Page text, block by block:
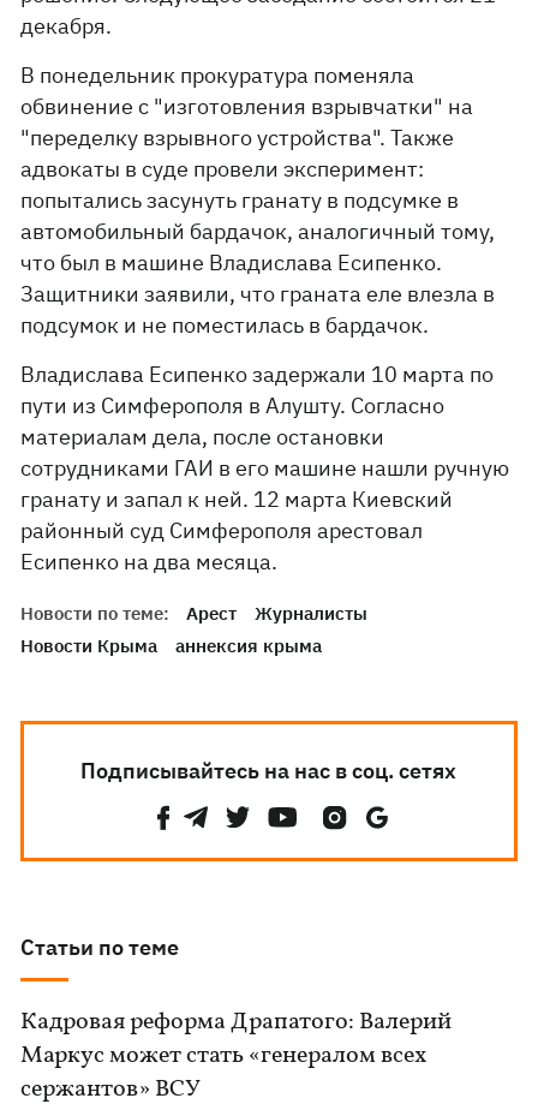
декабря.
В понедельник прокуратура поменяла
обвинение с "изготовления взрывчатки" на
"переделку взрывного устройства". Также
адвокаты в суде провели эксперимент:
попытались засунуть гранату в подсумке в
автомобильный бардачок, аналогичный тому,
что был в машине Владислава Есипенко.
Защитники заявили, что граната еле влезла в
подсумок и не поместилась в бардачок.
Владислава Есипенко задержали 10 марта по
пути из Симферополя в Алушту. Согласно
материалам дела, после остановки
сотрудниками ГАИ в его машине нашли ручную
гранату и запал к ней. 12 марта Киевский
районный суд Симферополя арестовал
Есипенко на два месяца.
Новости по теме: Арест
Журналисты
Новости Крыма
аннексия крыма
Подписывайтесь на нас в соц. сетях
Статьи по теме
Кадровая реформа Драпатого: Валерий
Маркус может стать «генералом всех
сержантов» ВСУ